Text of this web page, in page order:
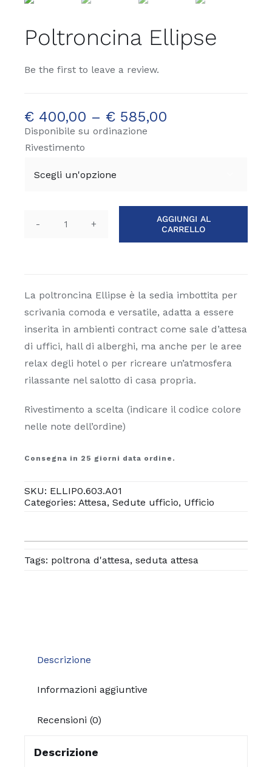
Poltroncina Ellipse
Be the first to leave a review.
€400,00 – €585,00
Disponibile su ordinazione
Rivestimento
AGGIUNGI AL
CARRELLO
La poltroncina Ellipse è la sedia imbottita per
scrivania comoda e versatile, adatta a essere
inserita in ambienti contract come sale d’attesa
di uffici, hall di alberghi, ma anche per le aree
relax degli hotel o per ricreare un’atmosfera
rilassante nel salotto di casa propria.
Rivestimento a scelta (indicare il codice colore
nelle note dell’ordine)
Consegna in 25 giorni data ordine.
SKU: ELLIP0.603.A01
Categories: Attesa, Sedute ufficio, Ufficio
Tags: poltrona d'attesa, seduta attesa
Descrizione
Informazioni aggiuntive
Recensioni (0)
Descrizione